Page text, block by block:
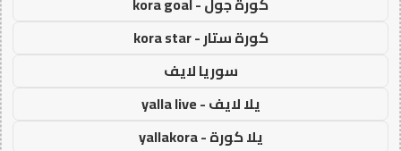
كورة ستار - kora star
سوريا لايف
يلا لايف - yalla live
يلا كورة - yallakora